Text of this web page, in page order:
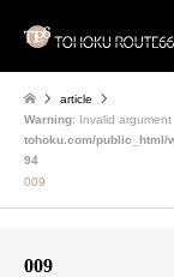
article
Warning: Invalid
tohoku.com/public_html/
94
009
009